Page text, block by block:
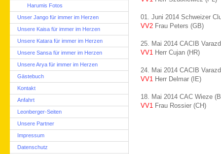
Harumis Fotos
Unser Jango für immer im Herzen
Unsere Kaisa für immer im Herzen
Unsere Katara für immer im Herzen
Unsere Sansa für immer im Herzen
Unsere Arya für immer im Herzen
Gästebuch
Kontakt
Anfahrt
Leonberger-Seiten
Unsere Partner
Impressum
Datenschutz
01. Juni 2014 Schweizer
VV2 Frau Peters (GB)
25. Mai 2014 CACIB
VV1 Herr Cujan (HR)
24. Mai 2014 CACIB
VV1 Herr Delmar (IE)
18. Mai 2014 CAC Wieze
VV1 Frau Rossier (CH)